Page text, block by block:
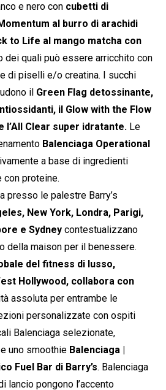
e nero con cubetti di
al burro di arachidi
to Life al mango matcha con
dei quali può essere arricchito con
​​di piselli e/o creatina. I succhi
il Green Flag detossinante,
il Glow with the Flow
l’All Clear super idratante. Le
Balenciaga Operational
a base di ingredienti
con proteine.
presso le palestre Barry’s
New York, Londra, Parigi,
e Sydney contestualizzano
della maison per il benessere.
del fitness di lusso,
Hollywood, collabora con
assoluta per entrambe le
personalizzate con ospiti
Balenciaga selezionate,
uno smoothie Balenciaga |
Fuel Bar di Barry’s. Balenciaga
lancio pongono l’accento